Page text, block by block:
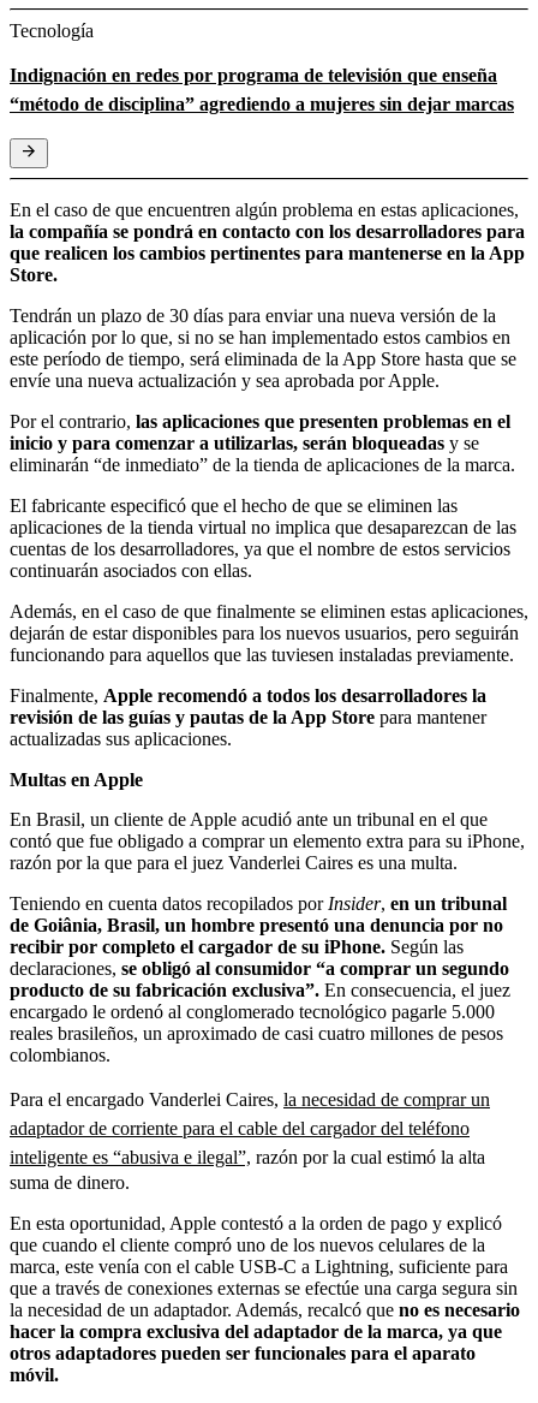
Tecnología
Indignación en redes por programa de televisión que enseña
“método de disciplina” agrediendo a mujeres sin dejar marcas
En el caso de que encuentren algún problema en estas aplicaciones,
la compañía se pondrá en contacto con los desarrolladores para
que realicen los cambios pertinentes para mantenerse en la App
Store.
Tendrán un plazo de 30 días para enviar una nueva versión de la
aplicación por lo que, si no se han implementado estos cambios en
este período de tiempo, será eliminada de la App Store hasta que se
envíe una nueva actualización y sea aprobada por Apple.
Por el contrario, las aplicaciones que presenten problemas en el
inicio y para comenzar a utilizarlas, serán bloqueadas y se
eliminarán “de inmediato” de la tienda de aplicaciones de la marca.
El fabricante especificó que el hecho de que se eliminen las
aplicaciones de la tienda virtual no implica que desaparezcan de las
cuentas de los desarrolladores, ya que el nombre de estos servicios
continuarán asociados con ellas.
Además, en el caso de que finalmente se eliminen estas aplicaciones,
dejarán de estar disponibles para los nuevos usuarios, pero seguirán
funcionando para aquellos que las tuviesen instaladas previamente.
Finalmente, Apple recomendó a todos los desarrolladores la
revisión de las guías y pautas de la App Store para mantener
actualizadas sus aplicaciones.
Multas en Apple
En Brasil, un cliente de Apple acudió ante un tribunal en el que
contó que fue obligado a comprar un elemento extra para su iPhone,
razón por la que para el juez Vanderlei Caires es una multa.
Teniendo en cuenta datos recopilados por Insider, en un tribunal
de Goiânia, Brasil, un hombre presentó una denuncia por no
recibir por completo el cargador de su iPhone. Según las
declaraciones, se obligó al consumidor “a comprar un segundo
producto de su fabricación exclusiva”. En consecuencia, el juez
encargado le ordenó al conglomerado tecnológico pagarle 5.000
reales brasileños, un aproximado de casi cuatro millones de pesos
colombianos.
Para el encargado Vanderlei Caires, la necesidad de comprar un
adaptador de corriente para el cable del cargador del teléfono
inteligente es “abusiva e ilegal”, razón por la cual estimó la alta
suma de dinero.
En esta oportunidad, Apple contestó a la orden de pago y explicó
que cuando el cliente compró uno de los nuevos celulares de la
marca, este venía con el cable USB-C a Lightning, suficiente para
que a través de conexiones externas se efectúe una carga segura sin
la necesidad de un adaptador. Además, recalcó que no es necesario
hacer la compra exclusiva del adaptador de la marca, ya que
otros adaptadores pueden ser funcionales para el aparato
móvil.